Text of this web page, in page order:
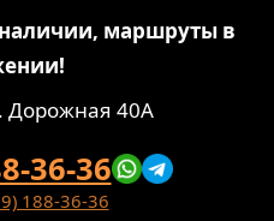
маршруты в
Дорожная 40А
36-36
188-36-36